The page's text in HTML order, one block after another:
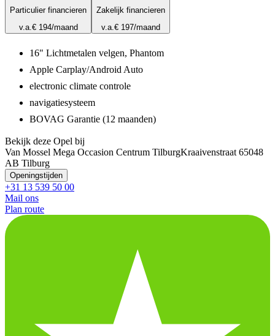
Particulier financieren
v.a.€ 194/maand
Zakelijk financieren
v.a.€ 197/maand
16" Lichtmetalen velgen, Phantom
Apple Carplay/Android Auto
electronic climate controle
navigatiesysteem
BOVAG Garantie (12 maanden)
Bekijk deze Opel bij
Van Mossel Mega Occasion Centrum TilburgKraaivenstraat 65048
AB Tilburg
Openingstijden
+31 13 539 50 00
Mail ons
Plan route